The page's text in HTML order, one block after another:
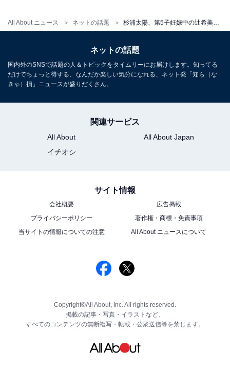
All About ニュース ネットの話題
ネットの話題
国内外のSNSで話題の人＆トピックをタイムリーにお届けします。知ってる
だけでちょっと得する、なんだか楽しい気分になれる、ネット発「知ら（な
きゃ）損」ニュースが盛りだくさん。
関連サービス
All About
All About Japan
イチオシ
サイト情報
会社概要
広告掲載
プライバシーポリシー
著作権・商標・免責事項
当サイトの情報についての注意
All About ニュースについて
Copyright©All About, Inc. All rights reserved.
掲載の記事・写真・イラストなど、
すべてのコンテンツの無断複写・転載・公衆送信等を禁じます。